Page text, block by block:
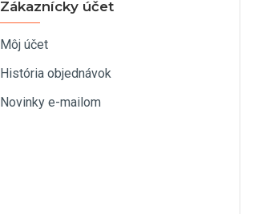
Zákaznícky účet
Môj účet
História objednávok
Novinky e-mailom